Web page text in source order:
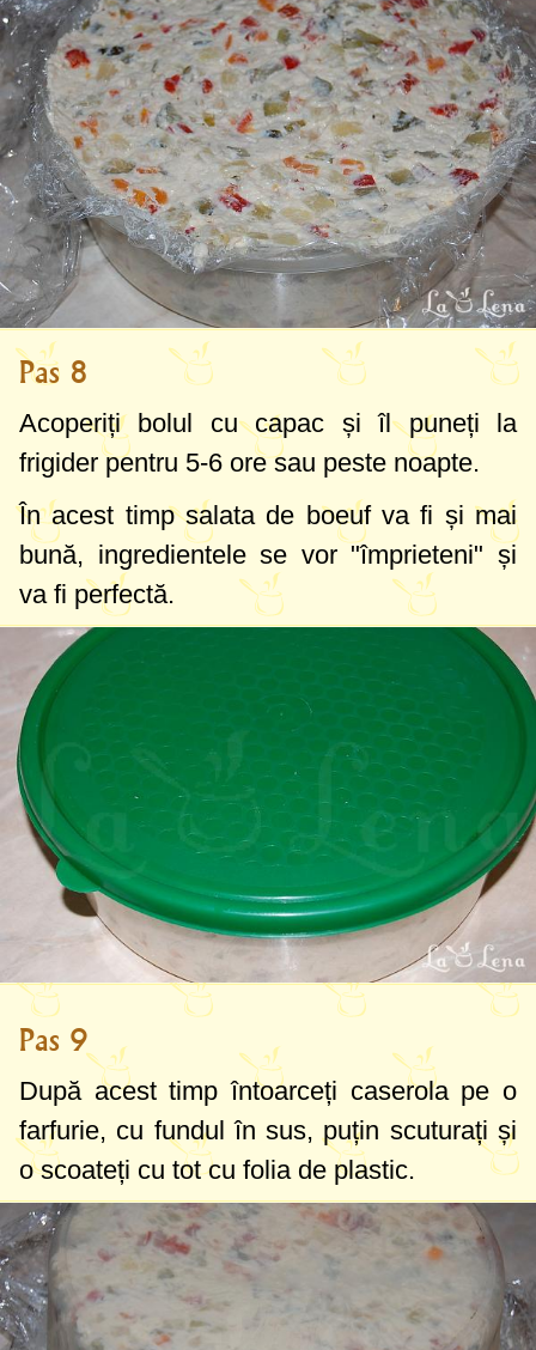
Pas 8
Acoperiți bolul cu capac și îl puneți la
frigider pentru 5-6 ore sau peste noapte.
În acest timp salata de boeuf va fi și mai
bună, ingredientele se vor "împrieteni" și
va fi perfectă.
Pas 9
După acest timp întoarceți caserola pe o
farfurie, cu fundul în sus, puțin scuturați și
o scoateți cu tot cu folia de plastic.